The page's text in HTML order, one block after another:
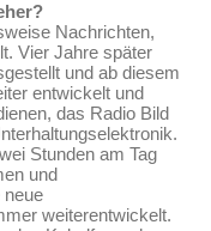
Nachrichten,
Vier Jahre später
und ab diesem
entwickelt und
das Radio Bild
Stunden am Tag
und
neue
weiterentwickelt.